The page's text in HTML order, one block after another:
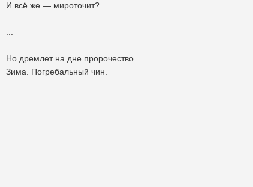
И всё же — мироточит?
Но дремлет на дне пророчество.
Зима. Погребальный чин.